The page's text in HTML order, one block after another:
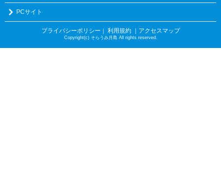
PCサイト
プライバシーポリシー ｜ 利用規約 ｜アクセスマップ
Copyright(c) そらうみ月島 All rights reserved.